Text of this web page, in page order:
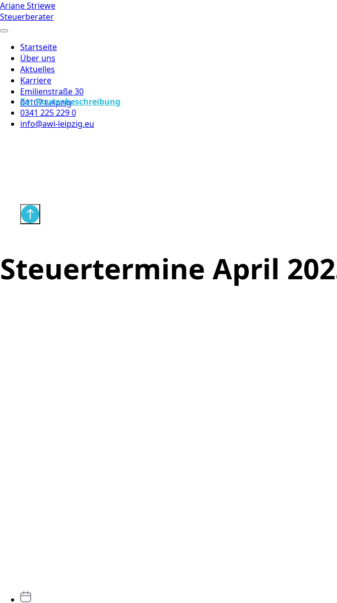
Ariane Striewe
Steuerberater
Startseite
Über uns
Aktuelles
Karriere
Emilienstraße 30
04107 Leipzig
Zur Routenbeschreibung
0341 225 229 0
info@awi-leipzig.eu
Steuertermine April